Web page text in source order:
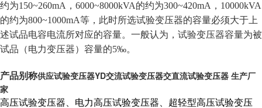
约为150~260mA，6000~8000kVA的约为300~420mA，10000kVA
的约为800~1000mA等，此时所选试验变压器的容量必须大于上
述试品电容电流所对应的容量。一般认为，试验变压器容量为被
试品（电力变压器）容量的5‰。
产品别称供应试验变压器YD交流试验变压器交直流试验变压器 生产厂
家
高压试验变压器、电力高压试验变压器、超轻型高压试验变压